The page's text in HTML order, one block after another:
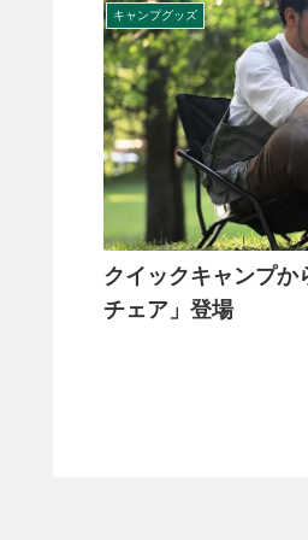
キャンプグッズ
クイックキャンプ
チェア」登場